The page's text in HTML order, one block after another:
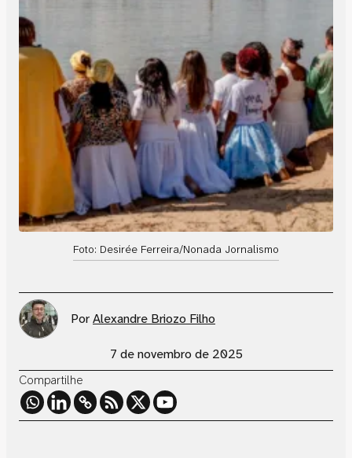
Foto: Desirée Ferreira/Nonada Jornalismo
PorAlexandre Briozo Filho
7 de novembro de 2025
Compartilhe